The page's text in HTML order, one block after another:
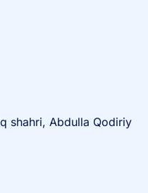
shahri, Abdulla Qodiriy